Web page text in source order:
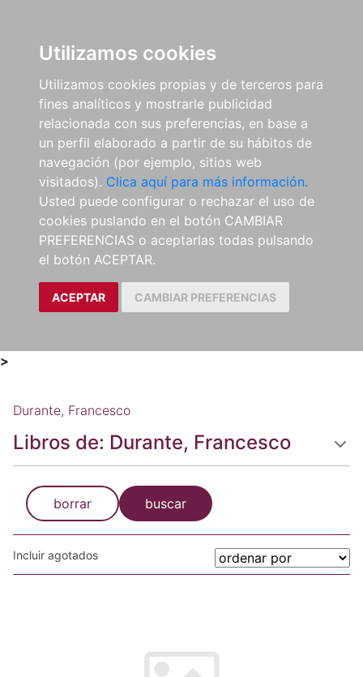
Utilizamos cookies
Utilizamos cookies propias y de terceros para
fines analíticos y mostrarle publicidad
relacionada con sus preferencias, en base a
un perfil elaborado a partir de su hábitos de
navegación (por ejemplo, sitios web
visitados). Clica aquí para más información.
Usted puede configurar o rechazar el uso de
cookies puslando en el botón CAMBIAR
PREFERENCIAS o aceptarlas todas pulsando
el botón ACEPTAR.
ACEPTAR CAMBIAR PREFERENCIAS
>
Durante, Francesco
Libros de: Durante, Francesco
borrar buscar
Incluir agotados